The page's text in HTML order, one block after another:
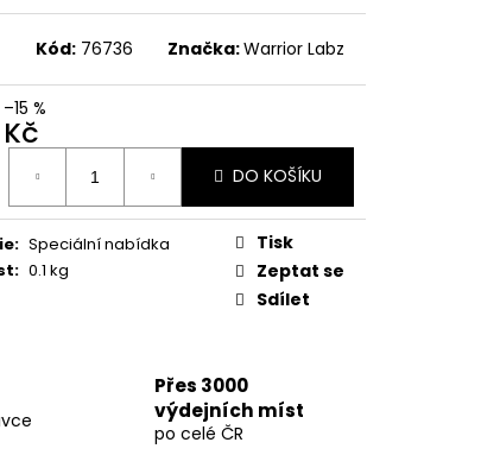
Kód: 76736 Značka:Warrior Labz
–15 %
DO KOŠÍKU
: Speciální nabídka
: 0.1 kg
Tisk
Zeptat se
Sdílet
Přes 3000
výdejních míst
po celé ČR